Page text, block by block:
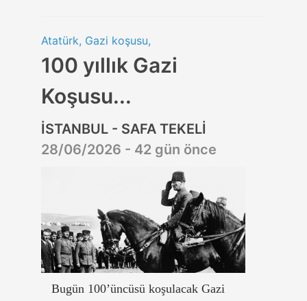
Atatürk, Gazi koşusu,
100 yıllık Gazi
Koşusu...
İSTANBUL - SAFA TEKELİ
28/06/2026 - 42 gün önce
Bugün 100’üncüsü koşulacak Gazi